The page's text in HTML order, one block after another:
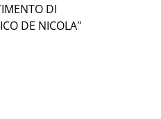
DI
DE NICOLA"